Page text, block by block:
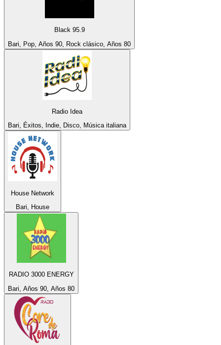
Black 95.9
Bari, Pop, Años 90, Rock clásico, Años 80
Radio Idea
Bari, Éxitos, Indie, Disco, Música italiana
House Network
Bari, House
RADIO 3000 ENERGY
Bari, Años 90, Años 80